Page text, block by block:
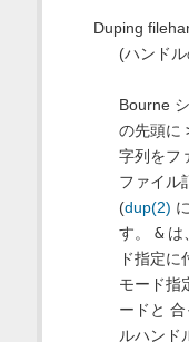
Duping
(ハンド
Bourne
の先頭に
字列をフ
ファイル
(dup(2)
す。 &は、
ド指定
モード指
ードと
ルハンド